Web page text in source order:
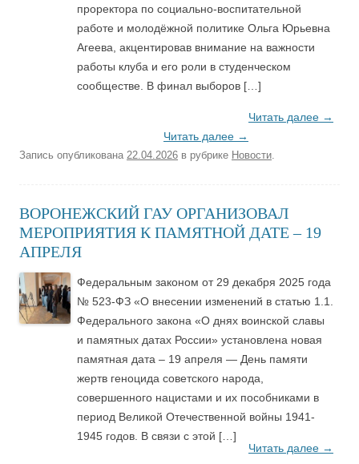
проректора по социально-воспитательной
работе и молодёжной политике Ольга Юрьевна
Агеева, акцентировав внимание на важности
работы клуба и его роли в студенческом
сообществе. В финал выборов […]
Читать далее →
Читать далее →
Запись опубликована 22.04.2026 в рубрике Новости
ВОРОНЕЖСКИЙ ГАУ ОРГАНИЗОВАЛ
МЕРОПРИЯТИЯ К ПАМЯТНОЙ ДАТЕ – 19
АПРЕЛЯ
Федеральным законом от 29 декабря 2025 года
№ 523-ФЗ «О внесении изменений в статью 1.1.
Федерального закона «О днях воинской славы
и памятных датах России» установлена новая
памятная дата – 19 апреля — День памяти
жертв геноцида советского народа,
совершенного нацистами и их пособниками в
период Великой Отечественной войны 1941-
1945 годов. В связи с этой […]
Читать далее →